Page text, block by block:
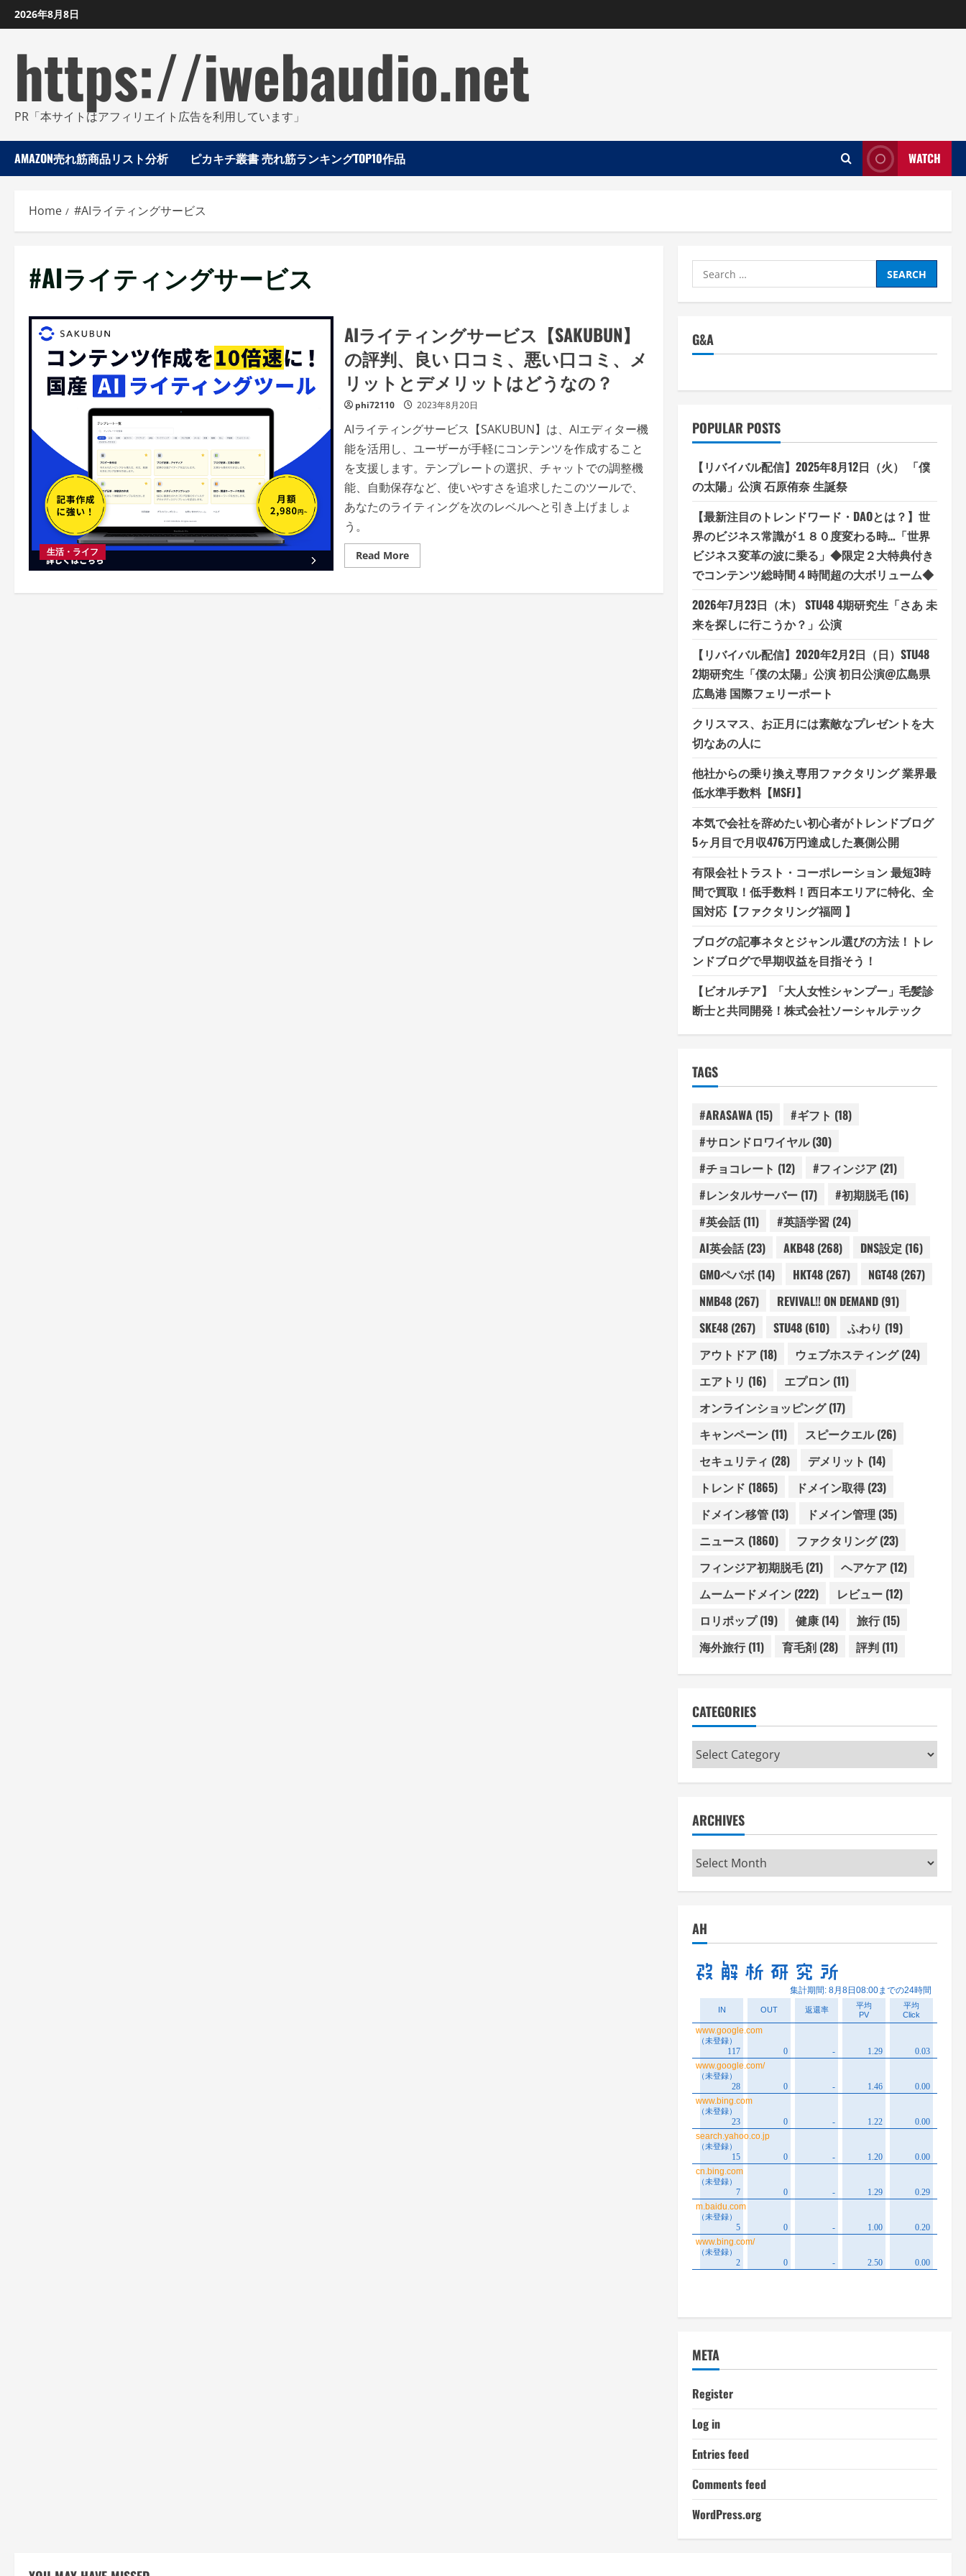
Skip
to
2026年8月8日
https://iwebaudio.net
PR「本サイトはアフィリエイト広告を利用しています」
AMAZON売れ筋商品リスト分析 ピカキチ叢書 売れ筋ランキングTOP10作品 WATCH
Home #AIライティングサービス
#AIライティングサービス
生活・ライフ
AIライティングサービス【SAKUBUN】
の評判、良い 口コミ、悪い口コミ、メ
リットとデメリットはどうなの？
phi72110 2023年8月20日
AIライティングサービス【SAKUBUN】は、AIエディター機
能を活用し、ユーザーが手軽にコンテンツを作成すること
を支援します。テンプレートの選択、チャットでの調整機
能、自動保存など、使いやすさを追求したこのツールで、
あなたのライティングを次のレベルへと引き上げましょ
う。
Read MoreRead
more
ラ
Search
for:
G&A
POPULAR POSTS
【リバイバル配信】2025年8月12日（火） 「僕
の太陽」公演 石原侑奈 生誕祭
【最新注目のトレンドワード・DAOとは？】世
界のビジネス常識が１８０度変わる時…「世界
ビジネス変革の波に乗る」◆限定２大特典付き
でコンテンツ総時間４時間超の大ボリューム◆
2026年7月23日（木） STU48 4期研究生「さあ 未
来を探しに行こうか？」公演
【リバイバル配信】2020年2月2日（日）STU48
2期研究生「僕の太陽」公演 初日公演@広島県
広島港 国際フェリーポート
クリスマス、お正月には素敵なプレゼントを大
切なあの人に
他社からの乗り換え専用ファクタリング 業界最
低水準手数料【MSFJ】
本気で会社を辞めたい初心者がトレンドブログ
5ヶ月目で月収476万円達成した裏側公開
有限会社トラスト・コーポレーション 最短3時
間で買取！低手数料！西日本エリアに特化、全
国対応【ファクタリング福岡 】
ブログの記事ネタとジャンル選びの方法！トレ
ンドブログで早期収益を目指そう！
【ビオルチア】「大人女性シャンプー」毛髪診
断士と共同開発！株式会社ソーシャルテック
TAGS
#ARASAWA(15) #ギフト (18)
#サロンドロワイヤル(30)
#チョコレート (12) #フィンジア(21)
#レンタルサーバー(17) #初期脱毛(16)
#英会話(11) #英語学習 (24)
AI英会話(23) AKB48(268) DNS設定 (16)
GMOペパボ(14) HKT48(267) NGT48(267)
NMB48(267) REVIVAL!! ON DEMAND(91)
SKE48(267) STU48(610) ふわり (19)
アウトドア(18) ウェブホスティング(24)
エアトリ (16) エプロン(11)
オンラインショッピング(17)
キャンペーン(11) スピークエル(26)
セキュリティ (28) デメリット (14)
トレンド (1865) ドメイン取得(23)
ドメイン移管(13) ドメイン管理 (35)
ニュース (1860) ファクタリング(23)
フィンジア初期脱毛(21) ヘアケア(12)
ムームードメイン(222) レビュー(12)
ロリポップ(19) 健康(14) 旅行(15)
海外旅行(11) 育毛剤(28) 評判(11)
CATEGORIES
Categories
ARCHIVES
Archives
AH
META
Register
Log in
Entries feed
Comments feed
WordPress.org